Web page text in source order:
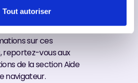
Tout autoriser
fois qu’un cookie est
plus
sur ces
reportez-vous aux
de la section Aide
navigateur.